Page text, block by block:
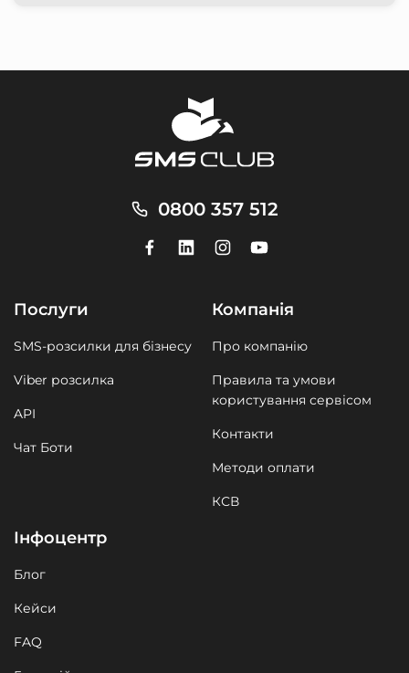
0800 357 512
Послуги
SMS-розсилки для бізнесу
Viber розсилка
API
Чат Боти
Компанія
Про компанію
Правила та умови
користування сервісом
Контакти
Методи оплати
КСВ
Інфоцентр
Блог
Кейси
FAQ